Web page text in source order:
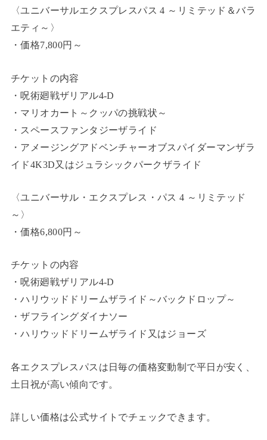
〈ユニバーサルエクスプレスパス 4 ～リミテッド＆バラ
エティ～〉
・価格7,800円～
チケットの内容
・呪術廻戦ザリアル4‐D
・マリオカート～クッパの挑戦状～
・スペースファンタジーザライド
・アメージングアドベンチャーオブスパイダーマンザラ
イド4K3D又はジュラシックパークザライド
〈ユニバーサル・エクスプレス・パス 4 ～リミテッド
～〉
・価格6,800円～
チケットの内容
・呪術廻戦ザリアル4‐D
・ハリウッドドリームザライド～バックドロップ～
・ザフライングダイナソー
・ハリウッドドリームザライド又はジョーズ
各エクスプレスパスは日毎の価格変動制で平日が安く、
土日祝が高い傾向です。
詳しい価格は公式サイトでチェックできます。